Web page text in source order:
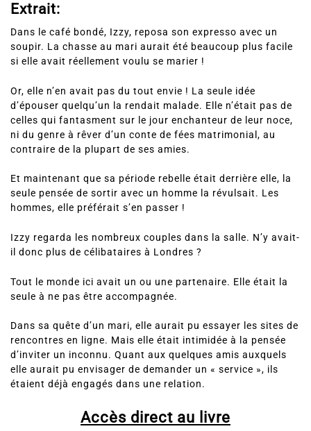
Extrait:
Dans le café bondé, Izzy, reposa son expresso avec un
soupir. La chasse au mari aurait été beaucoup plus facile
si elle avait réellement voulu se marier !
Or, elle n’en avait pas du tout envie ! La seule idée
d’épouser quelqu’un la rendait malade. Elle n’était pas de
celles qui fantasment sur le jour enchanteur de leur noce,
ni du genre à rêver d’un conte de fées matrimonial, au
contraire de la plupart de ses amies.
Et maintenant que sa période rebelle était derrière elle, la
seule pensée de sortir avec un homme la révulsait. Les
hommes, elle préférait s’en passer !
Izzy regarda les nombreux couples dans la salle. N’y avait-
il donc plus de célibataires à Londres ?
Tout le monde ici avait un ou une partenaire. Elle était la
seule à ne pas être accompagnée.
Dans sa quête d’un mari, elle aurait pu essayer les sites de
rencontres en ligne. Mais elle était intimidée à la pensée
d’inviter un inconnu. Quant aux quelques amis auxquels
elle aurait pu envisager de demander un « service », ils
étaient déjà engagés dans une relation.
Accès direct au livre